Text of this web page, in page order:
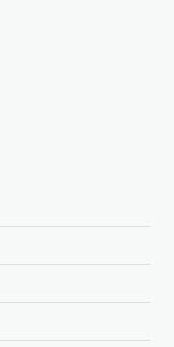
വിജയൻ.